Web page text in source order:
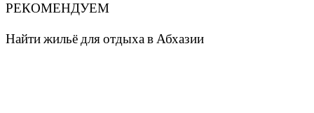
РЕКОМЕНДУЕМ
Найти жильё для отдыха в Абхазии